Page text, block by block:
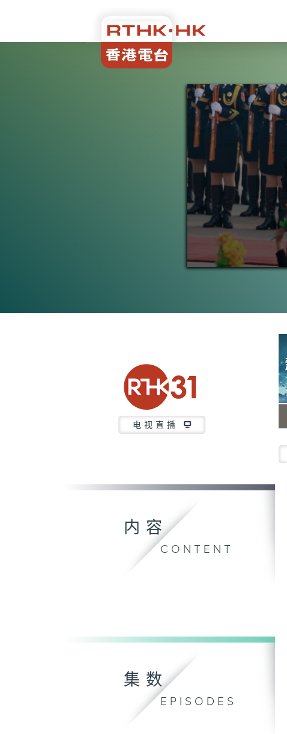
0
电视直播
内容
CONTENT
集数
EPISODES